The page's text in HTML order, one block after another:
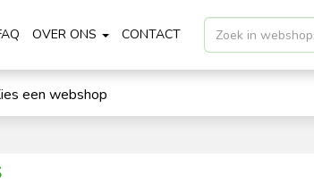
OVER ONS CONTACT
een webshop